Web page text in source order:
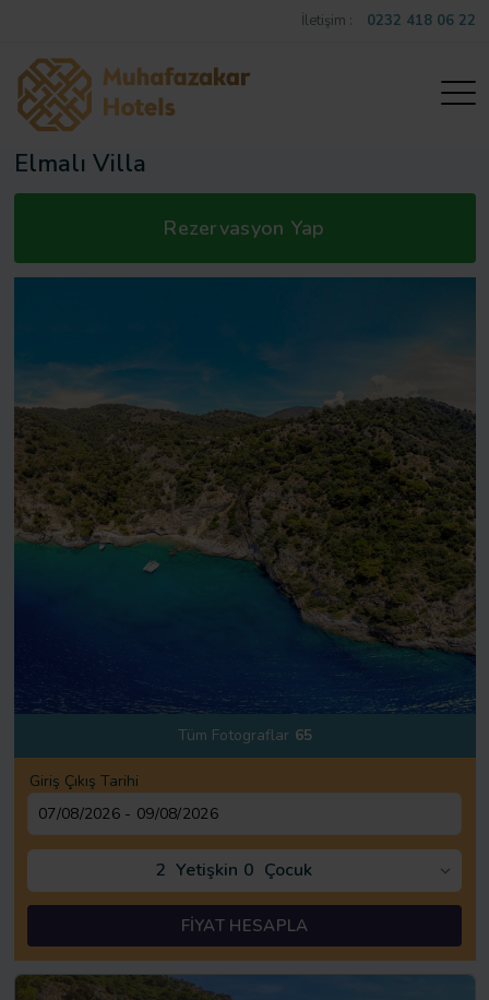
İletişim : 0232 418 06 22
Elmalı Villa
Rezervasyon Yap
Tüm Fotograflar 65
Giriş Çıkış Tarihi
2 Yetişkin 0 Çocuk
FİYAT HESAPLA